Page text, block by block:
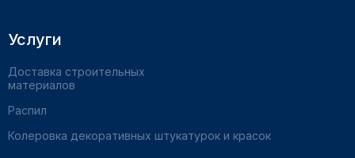
Услуги
Доставка строительных
материалов
Распил
Колеровка декоративных штукатурок и красок